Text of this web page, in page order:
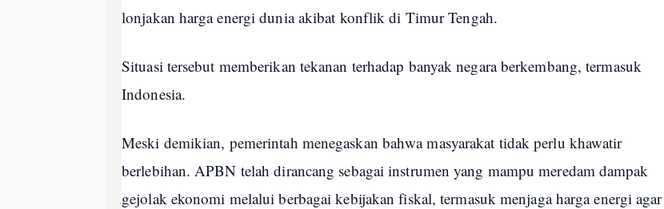
lonjakan harga energi dunia akibat konflik di Timur Tengah.
Situasi tersebut memberikan tekanan terhadap banyak negara berkembang, termasuk
Indonesia.
Meski demikian, pemerintah menegaskan bahwa masyarakat tidak perlu khawatir
berlebihan. APBN telah dirancang sebagai instrumen yang mampu meredam dampak
gejolak ekonomi melalui berbagai kebijakan fiskal, termasuk menjaga harga energi agar